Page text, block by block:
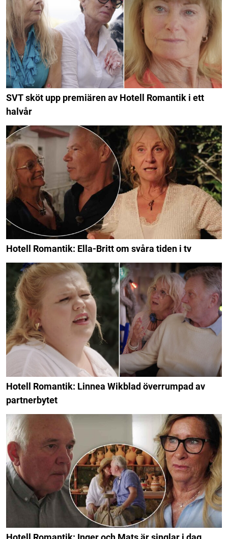
SVT sköt upp premiären av Hotell Romantik i ett
halvår
Hotell Romantik: Ella-Britt om svåra tiden i tv
Hotell Romantik: Linnea Wikblad överrumpad av
partnerbytet